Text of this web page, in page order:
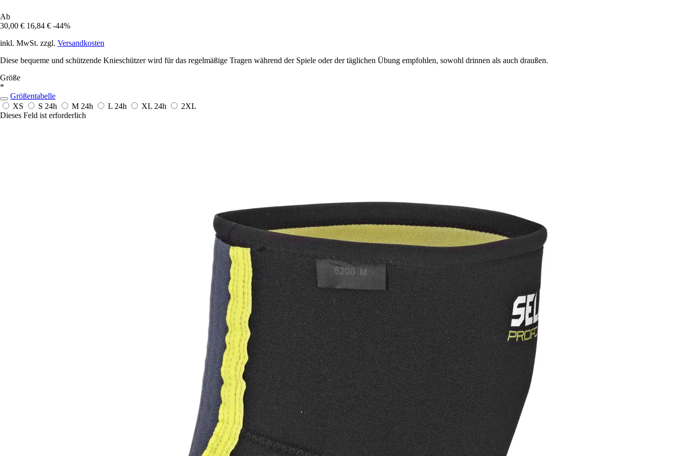
Ab
30,00 € 16,84 € -44%
inkl. MwSt. zzgl. Versandkosten
Diese bequeme und schützende Knieschützer wird für das regelmäßige Tragen während der Spiele oder der täglichen Übung empfohlen, sowohl drinnen als auch draußen.
Größe
*
Größentabelle
XS
S 24h M 24h L 24h XL 24h
2XL
Dieses Feld ist erforderlich